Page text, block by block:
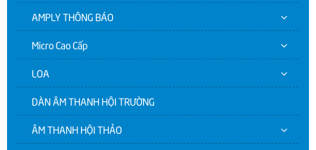
AMPLY THÔNG BÁO
Micro Cao Cấp
LOA
DÀN ÂM THANH HỘI TRƯỜNG
ÂM THANH HỘI THẢO